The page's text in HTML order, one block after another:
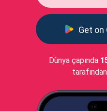
Get on
Dünya çapında